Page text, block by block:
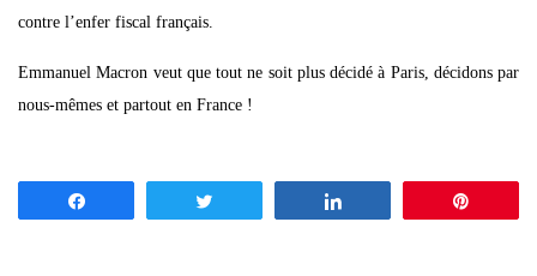
contre l’enfer fiscal français.
Emmanuel Macron veut que tout ne soit plus décidé à Paris, décidons par
nous-mêmes et partout en France !